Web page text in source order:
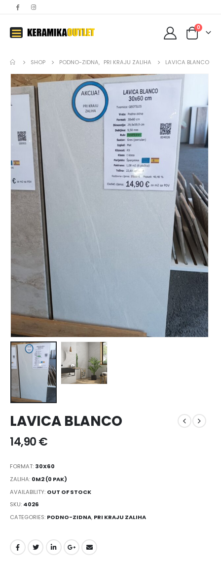
0
SHOP PODNO-ZIDNA, PRI KRAJU ZALIHA LAVICA BLANCO
LAVICA BLANCO
14,90€
FORMAT: 30X60
ZALIHA: 0M2 (0 PAK)
AVAILABILITY: OUT OF STOCK
SKU: 4026
CATEGORIES: PODNO-ZIDNA, PRI KRAJU ZALIHA